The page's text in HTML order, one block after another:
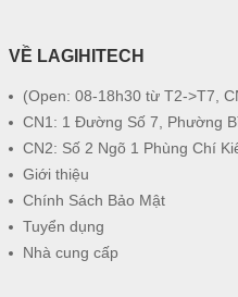
VỀ LAGIHITECH
(Open: 08-18h30 từ T2->T7,
CN1: 1 Đường Số 7, Phường
CN2: Số 2 Ngõ 1 Phùng Chí
Giới thiệu
Chính Sách Bảo Mật
Tuyển dụng
Nhà cung cấp